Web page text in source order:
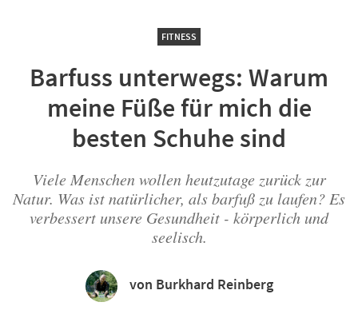
FITNESS
Barfuss unterwegs: Warum
meine Füße für mich die
besten Schuhe sind
Viele Menschen wollen heutzutage zurück zur
Natur. Was ist natürlicher, als barfuß zu laufen? Es
verbessert unsere Gesundheit - körperlich und
seelisch.
von Burkhard Reinberg